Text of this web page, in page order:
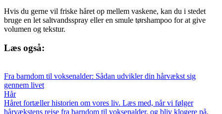
Hvis du gerne vil friske håret op mellem vaskene, kan du i stedet
bruge en let saltvandsspray eller en smule tørshampoo for at give
volumen og tekstur.
Læs også:
Fra barndom til voksenalder: Sådan udvikler din hårvækst sig
gennem livet
Hår
Håret fortæller historien om vores liv. Læs med, når vi følger
hårvækstens rejse fra barndom til voksenalder, og bliv klogere på,